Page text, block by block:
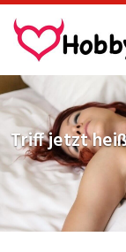
Skip
main
content
Triff jetzt